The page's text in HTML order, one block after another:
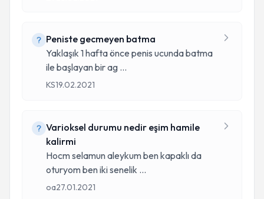
Peniste gecmeyen batma
Yaklaşık 1 hafta önce penis ucunda batma
ile başlayan bir ag ...
KS19.02.2021
Varioksel durumu nedir eşim hamile
kalirmi
Hocm selamun aleykum ben kapaklı da
oturyom ben iki senelik ...
oa27.01.2021